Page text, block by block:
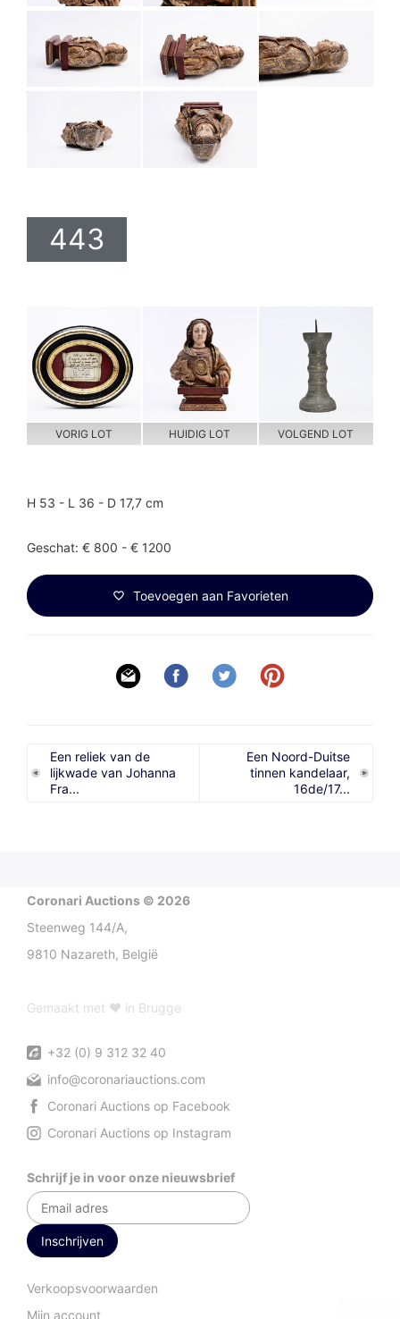
443
VORIG LOT HUIDIG LOT VOLGEND LOT
H 53 - L 36 - D 17,7 cm
Geschat: € 800 - € 1200
Toevoegen aan Favorieten
Een reliek van de
lijkwade van Johanna
Fra...
Een Noord-Duitse
tinnen kandelaar,
16de/17...
Coronari Auctions © 2026
Steenweg 144/A,
9810 Nazareth, België
Gemaakt met ♥ in Brugge
+32 (0) 9 312 32 40
info@coronariauctions.com
Coronari Auctions op Facebook
Coronari Auctions op Instagram
Schrijf je in voor onze nieuwsbrief
Verkoopsvoorwaarden
Mijn account